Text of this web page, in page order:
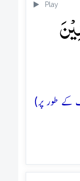
Play
کے طور پر)